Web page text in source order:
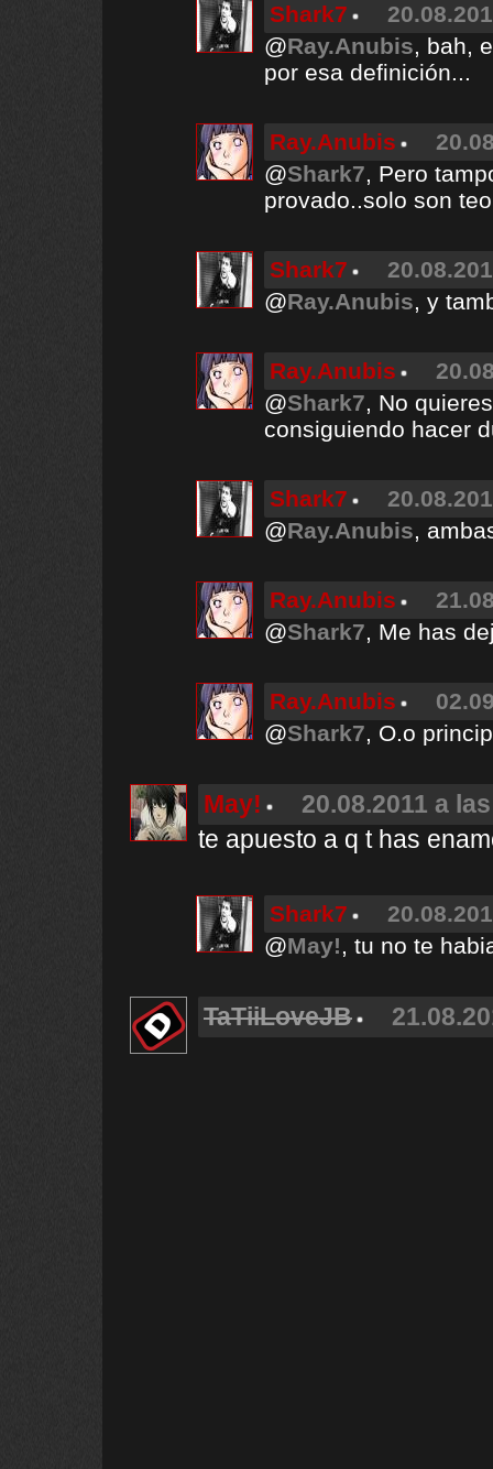
Shark7
@Ray.Anubis, bah,
por esa definición...
Ray.Anubis
@Shark7, Pero
provado..solo son
Shark7
@Ray.Anubis, y
Ray.Anubis
@Shark7, No
consiguiendo hacer
Shark7
@Ray.Anubis,
Ray.Anubis
@Shark7, Me has
Ray.Anubis
@Shark7, O.o
May!
20.08.2011 a
te apuesto a q t has
Shark7
@May!, tu no te
TaTiiLoveJB